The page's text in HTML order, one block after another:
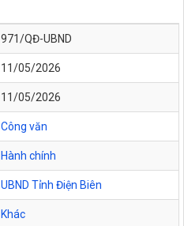
971/QĐ-UBND
11/05/2026
11/05/2026
Công văn
Hành chính
UBND Tỉnh Điện Biên
Khác